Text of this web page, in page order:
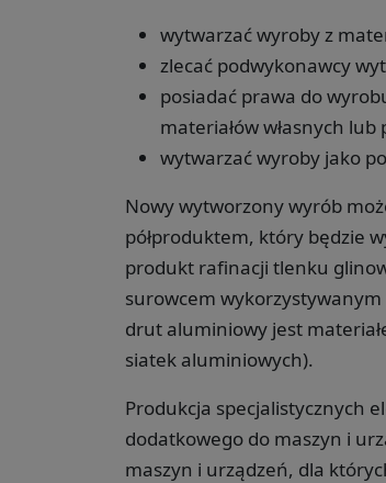
wytwarzać wyroby z
zlecać podwykonawcy
posiadać prawa do
materiałów własnych
wytwarzać wyroby jako
Nowy wytworzony wyrób
półproduktem, który będzie
produkt rafinacji tlenku
surowcem
drut aluminiowy jest
siatek aluminiowych).
Produkcja specjalistycznych
dodatkowego do maszyn i
maszyn i urządzeń, dla